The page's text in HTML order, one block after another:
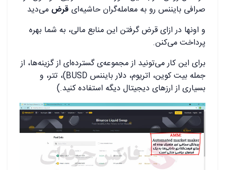
صرافی بایننس رو به معامله‌گران حاشیه‌ای قرض می‌دید
و اونها در ازای قرض گرفتن این منابع مالی، به شما بهره
پرداخت می‌کنن.
برای این کار می‌تونید از مجموعه‌ی گسترده‌ای از گزینه‌ها، از
جمله بیت کوین، اتریوم، دلار بایننس BUSD)، تتر، و
بسیاری از ارزهای دیجیتال دیگه استفاده کنید.)